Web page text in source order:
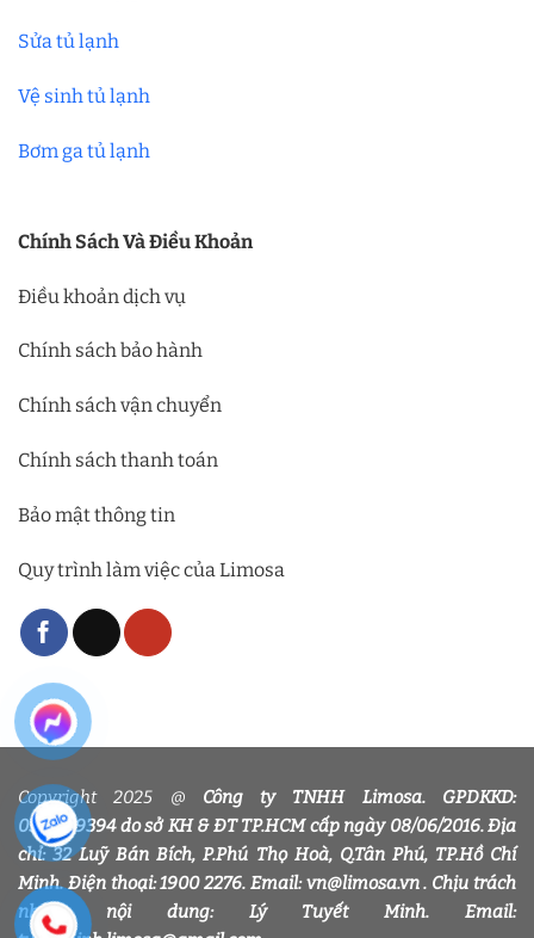
Sửa tủ lạnh
Vệ sinh tủ lạnh
Bơm ga tủ lạnh
Chính Sách Và Điều Khoản
Điều khoản dịch vụ
Chính sách bảo hành
Chính sách vận chuyển
Chính sách thanh toán
Bảo mật thông tin
Quy trình làm việc của Limosa
Copyright 2025 @ Công ty TNHH Limosa. GPDKKD:
0318339394 do sở KH & ĐT TP.HCM cấp ngày 08/06/2016. Địa
chỉ: 32 Luỹ Bán Bích, P.Phú Thọ Hoà, Q.Tân Phú, TP.Hồ Chí
Minh. Điện thoại: 1900 2276. Email: vn@limosa.vn . Chịu trách
nhiệm nội dung: Lý Tuyết Minh. Email: